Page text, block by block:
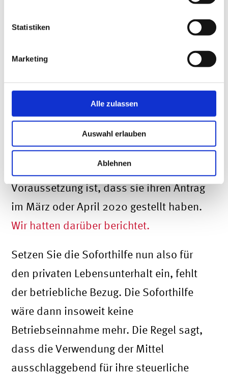
Statistiken
Marketing
Alle zulassen
Auswahl erlauben
Ablehnen
In manchen Bundesländern dürfen Sie
teilweise auch für Kosten der privaten
verwenden. So hat zum Beispiel die
dass Solo-Selbständige einmalig 2.000
Euro ihrer Soforthilfe zur Finanzierung
ihres Lebensunterhalts nutzen dürfen.
Voraussetzung ist, dass sie ihren Antrag
im März oder April 2020 gestellt haben.
Wir hatten darüber berichtet.
Setzen Sie die Soforthilfe nun also für
den privaten Lebensunterhalt ein, fehlt
der betriebliche Bezug. Die Soforthilfe
wäre dann insoweit keine
Betriebseinnahme mehr. Die Regel sagt,
dass die Verwendung der Mittel
ausschlaggebend für ihre steuerliche